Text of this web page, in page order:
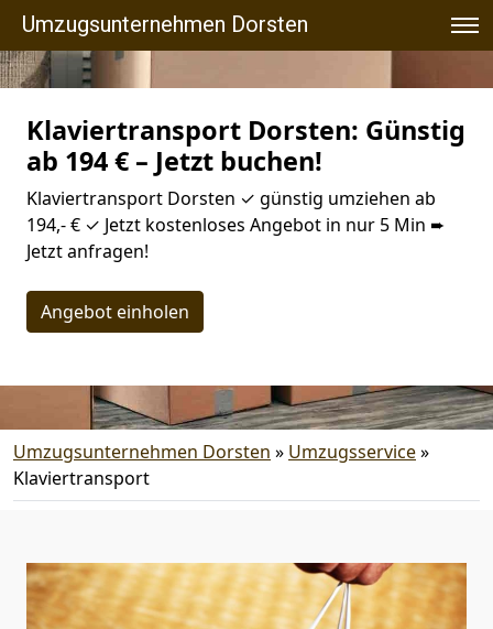
Umzugsunternehmen Dorsten
Klaviertransport Dorsten: Günstig
ab 194 € – Jetzt buchen!
Klaviertransport Dorsten ✓ günstig umziehen ab
194,- € ✓ Jetzt kostenloses Angebot in nur 5 Min ➨
Jetzt anfragen!
Angebot einholen
Umzugsunternehmen Dorsten » Umzugsservice»
Klaviertransport